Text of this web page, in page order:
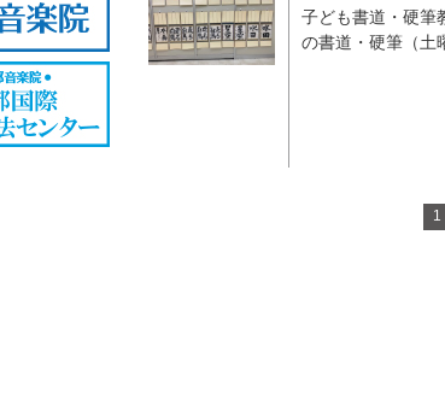
子ども書道・硬筆
の書道・硬筆（土
1